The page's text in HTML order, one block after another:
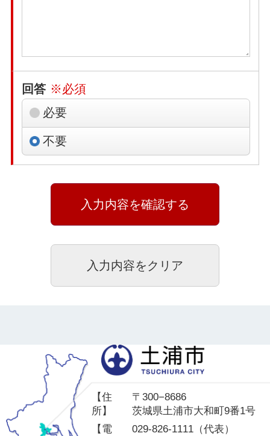
回答 ※必須
必要
不要
【住
所】
〒300−8686
茨城県土浦市大和町9番1号
【電
029-826-1111（代表）